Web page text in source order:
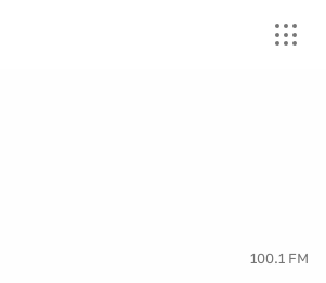
100.1 FM